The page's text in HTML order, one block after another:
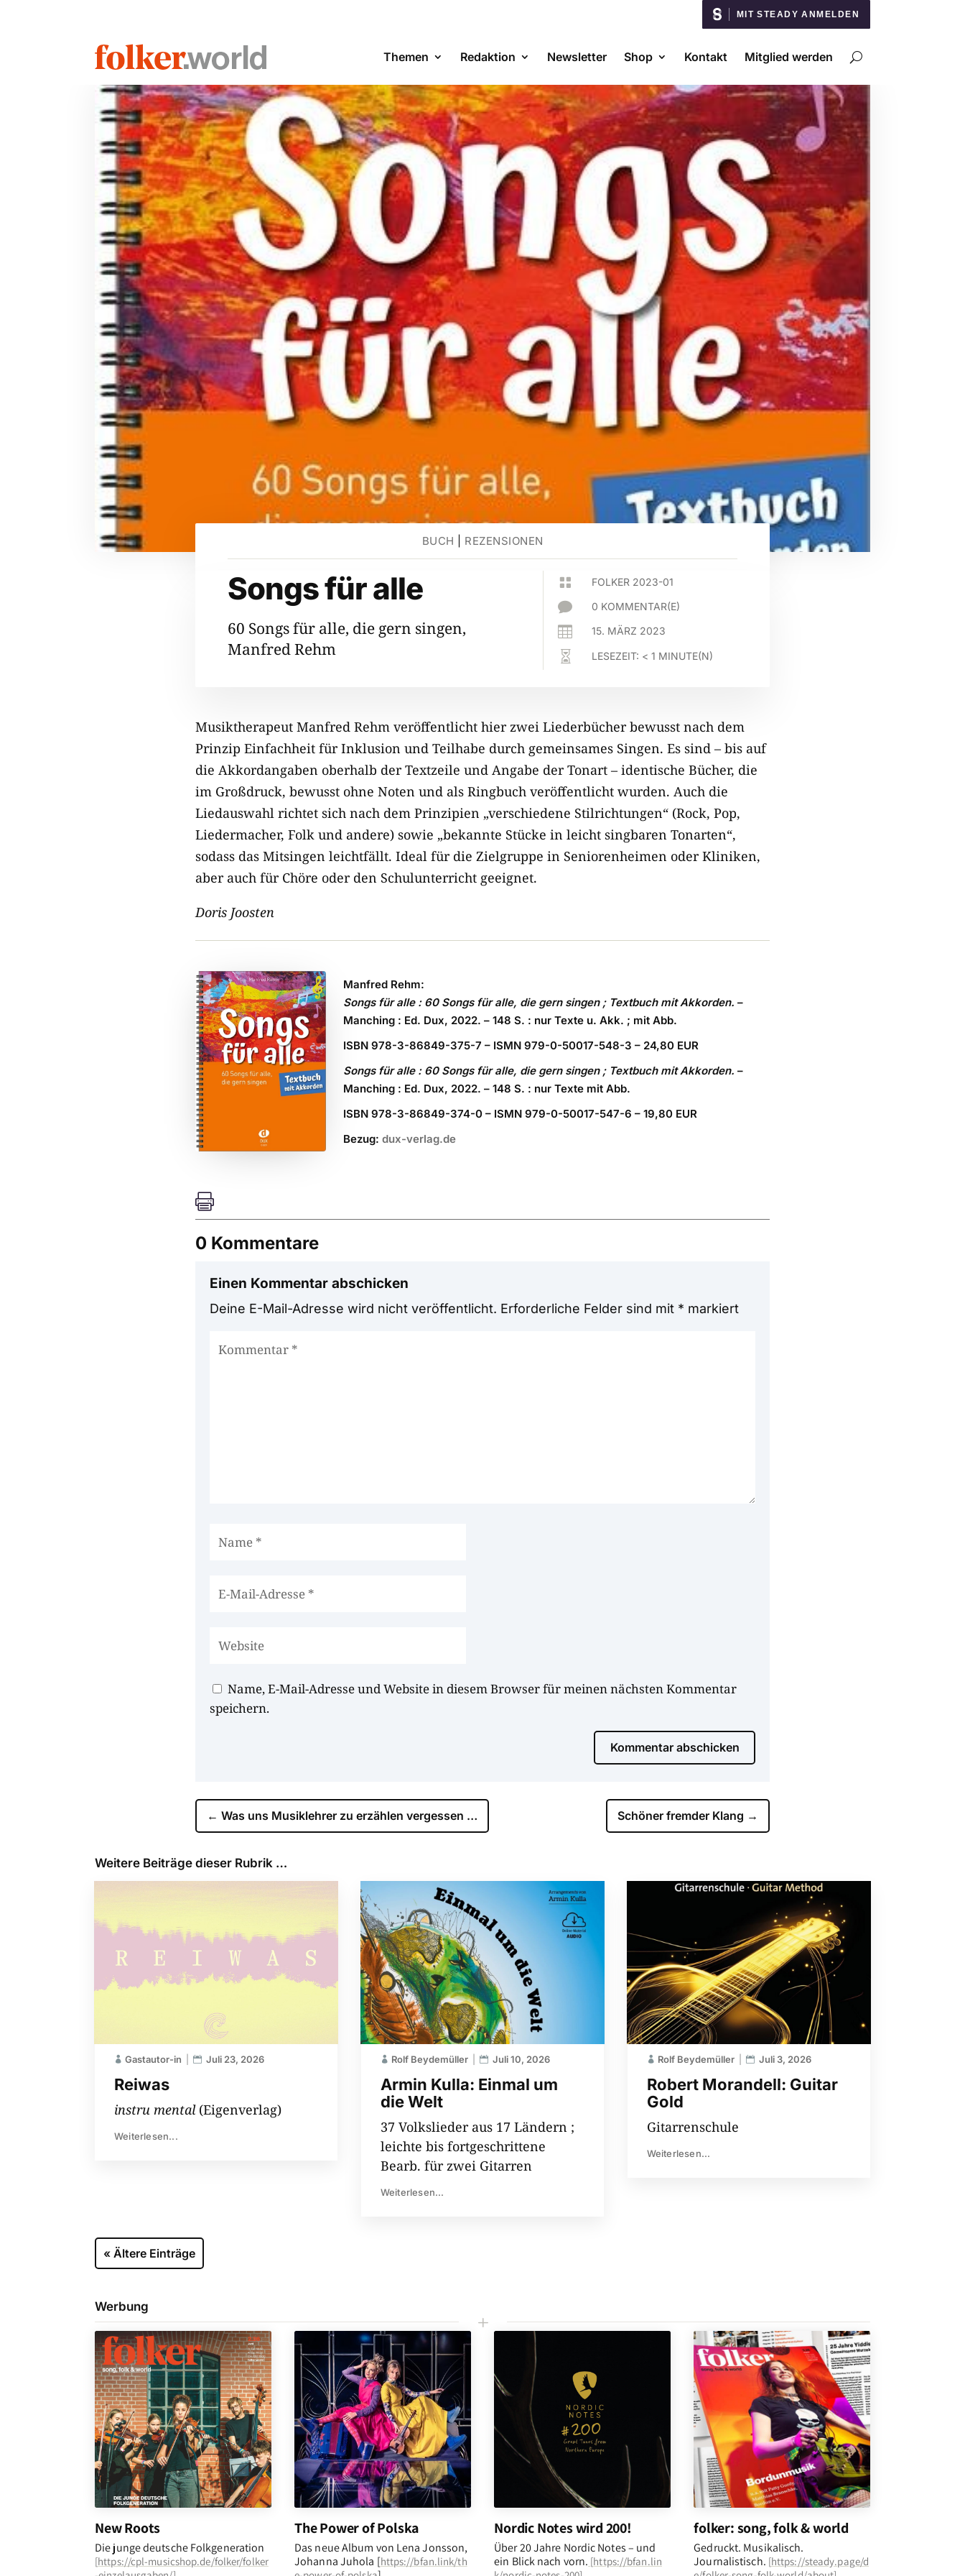
MIT STEADY ANMELDEN
Themen Redaktion Newsletter Shop Kontakt Mitglied werden
BUCH REZENSIONEN
Songs für alle
60 Songs für alle, die gern singen,
Manfred Rehm
 FOLKER 2023-01
 0 KOMMENTAR(E)
 15. MÄRZ 2023
 LESEZEIT: < 1 MINUTE(N)
Musiktherapeut Manfred Rehm veröffentlicht hier zwei Liederbücher bewusst nach dem
Prinzip Einfachheit für Inklusion und Teilhabe durch gemeinsames Singen. Es sind – bis auf
die Akkordangaben oberhalb der Textzeile und Angabe der Tonart – identische Bücher, die
im Großdruck, bewusst ohne Noten und als Ringbuch veröffentlicht wurden. Auch die
Liedauswahl richtet sich nach dem Prinzipien „verschiedene Stilrichtungen“ (Rock, Pop,
Liedermacher, Folk und andere) sowie „bekannte Stücke in leicht singbaren Tonarten“,
sodass das Mitsingen leichtfällt. Ideal für die Zielgruppe in Seniorenheimen oder Kliniken,
aber auch für Chöre oder den Schulunterricht geeignet.
Doris Joosten
Manfred Rehm:
Songs für alle : 60 Songs für alle, die gern singen ; Textbuch mit Akkorden. –
Manching : Ed. Dux, 2022. – 148 S. : nur Texte u. Akk. ; mit Abb.
ISBN 978-3-86849-375-7 – ISMN 979-0-50017-548-3 – 24,80 EUR
Songs für alle : 60 Songs für alle, die gern singen ; Textbuch mit Akkorden. –
Manching : Ed. Dux, 2022. – 148 S. : nur Texte mit Abb.
ISBN 978-3-86849-374-0 – ISMN 979-0-50017-547-6 – 19,80 EUR
Bezug: dux-verlag.de

0 Kommentare
Einen Kommentar abschicken
Deine E-Mail-Adresse wird nicht veröffentlicht. Erforderliche Felder sind mit * markiert
Name, E-Mail-Adresse und Website in diesem Browser für meinen nächsten Kommentar
speichern.
Kommentar abschicken
← Was uns Musiklehrer zu erzählen vergessen … Schöner fremder Klang →
Weitere Beiträge dieser Rubrik …
Reiwas
Gastautor-in Juli 23, 2026
instru mental(Eigenverlag)
Weiterlesen...
Armin Kulla: Einmal um
die Welt
Rolf Beydemüller Juli 10, 2026
37 Volkslieder aus 17 Ländern ;
leichte bis fortgeschrittene
Bearb. für zwei Gitarren
Weiterlesen...
Robert Morandell: Guitar
Gold
Rolf Beydemüller Juli 3, 2026
Gitarrenschule
Weiterlesen...
« Ältere Einträge
Werbung
L
New Roots
Die junge deutsche Folkgeneration
[https://cpl-musicshop.de/folker/folker
The Power of Polska
Das neue Album von Lena Jonsson,
Johanna Juhola [https://bfan.link/th
Nordic Notes wird 200!
Über 20 Jahre Nordic Notes – und
ein Blick nach vorn. [https://bfan.lin
folker: song, folk & world
Gedruckt. Musikalisch.
Journalistisch. [https://steady.page/d